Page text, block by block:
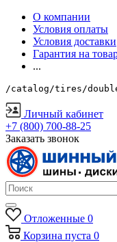
О компании
Условия оплаты
Условия доставки
Гарантия на
...
/catalog/tires/
Личный кабинет
+7 (800) 700-88-25
Заказать звонок
Отложенные 0
Корзина пуста 0